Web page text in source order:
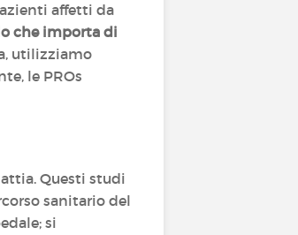
affetti da
che importa di
utilizziamo
le PROs
Questi studi
sanitario del
si